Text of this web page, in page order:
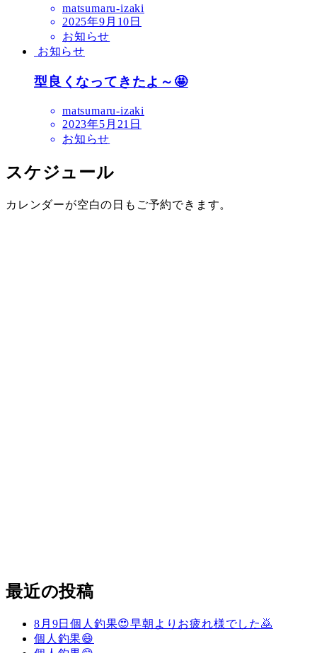
matsumaru-izaki
2025年9月10日
お知らせ
お知らせ
型良くなってきたよ～🤩
matsumaru-izaki
2023年5月21日
お知らせ
スケジュール
カレンダーが空白の日もご予約できます。
最近の投稿
8月9日個人釣果😍早朝よりお疲れ様でした🙇
個人釣果😄